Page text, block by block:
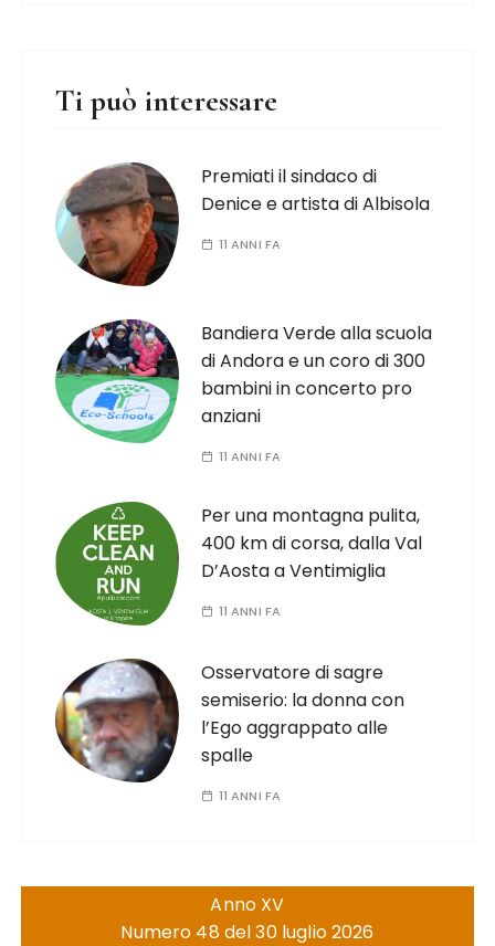
Ti può interessare
Premiati il sindaco di
Denice e artista di Albisola
11 ANNI FA
Bandiera Verde alla scuola
di Andora e un coro di 300
bambini in concerto pro
anziani
11 ANNI FA
Per una montagna pulita,
400 km di corsa, dalla Val
D’Aosta a Ventimiglia
11 ANNI FA
Osservatore di sagre
semiserio: la donna con
l’Ego aggrappato alle
spalle
11 ANNI FA
Anno XV
Numero 48 del 30 luglio 2026